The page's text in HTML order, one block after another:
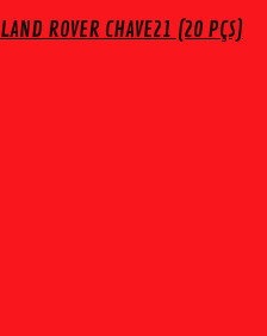
ROVER CHAVE21 (20 PÇS)